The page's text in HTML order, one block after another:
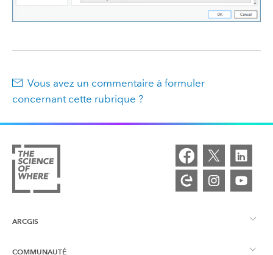
Vous avez un commentaire à formuler
concernant cette rubrique ?
ARCGIS
COMMUNAUTÉ